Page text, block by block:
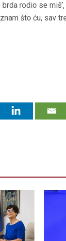
rodio se
što ću, sav